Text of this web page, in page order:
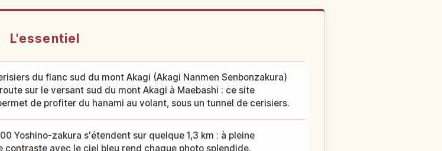
L'essentiel
du flanc sud du mont Akagi (Akagi Nanmen Senbonzakura)
sur le versant sud du mont Akagi à Maebashi : ce site
de profiter du hanami au volant, sous un tunnel de cerisiers.
Yoshino-zakura s'étendent sur quelque 1,3 km : à pleine
contraste avec le ciel bleu rend chaque photo splendide.